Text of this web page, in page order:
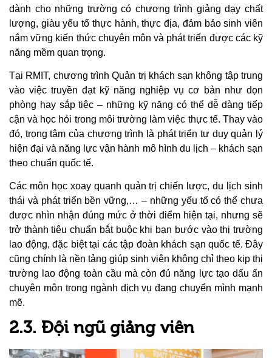
dành cho những trường có chương trình giảng dạy chất
lượng, giàu yếu tố thực hành, thực địa, đảm bảo sinh viên
nắm vững kiến thức chuyên môn và phát triển được các kỹ
năng mềm quan trọng.
Tại RMIT, chương trình Quản trị khách sạn không tập trung
vào việc truyền đạt kỹ năng nghiệp vụ cơ bản như dọn
phòng hay sắp tiệc – những kỹ năng có thể dễ dàng tiếp
cận và học hỏi trong môi trường làm việc thực tế. Thay vào
đó, trọng tâm của chương trình là phát triển tư duy quản lý
hiện đại và năng lực vận hành mô hình du lịch – khách sạn
theo chuẩn quốc tế.
Các môn học xoay quanh quản trị chiến lược, du lịch sinh
thái và phát triển bền vững,… – những yếu tố có thể chưa
được nhìn nhận đúng mức ở thời điểm hiện tại, nhưng sẽ
trở thành tiêu chuẩn bắt buộc khi bạn bước vào thị trường
lao động, đặc biệt tại các tập đoàn khách sạn quốc tế. Đây
cũng chính là nền tảng giúp sinh viên không chỉ theo kịp thị
trường lao động toàn cầu mà còn đủ năng lực tạo dấu ấn
chuyên môn trong ngành dịch vụ đang chuyển mình mạnh
mẽ.
2.3. Đội ngũ giảng viên